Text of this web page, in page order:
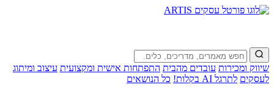
שיווק ומכירות עובדים מהבית התפתחות אישית ומקצועית עיצוב ומיתוג
לעסקים לתרגל AI בקלות! כל הנושאים